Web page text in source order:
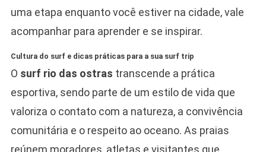
uma etapa enquanto você estiver na cidade, vale
acompanhar para aprender e se inspirar.
Cultura do surf e dicas práticas para a sua surf trip
O surf rio das ostras transcende a prática
esportiva, sendo parte de um estilo de vida que
valoriza o contato com a natureza, a convivência
comunitária e o respeito ao oceano. As praias
reúnem moradores, atletas e visitantes que